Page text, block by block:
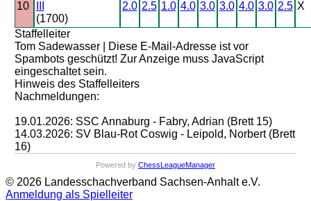
10
(1700)
2.0 2.5 1.0 4.0 3.0 3.0 4.0 3.0 2.5 X
Staffelleiter
Tom Sadewasser |
Diese E-Mail-Adresse ist vor
Spambots geschützt! Zur Anzeige muss JavaScript
eingeschaltet sein.
Hinweis des Staffelleiters
Nachmeldungen:
19.01.2026: SSC Annaburg - Fabry, Adrian (Brett 15)
14.03.2026: SV Blau-Rot Coswig - Leipold, Norbert (Brett
16)
Powered by ChessLeagueManager
© 2026 Landesschachverband Sachsen-Anhalt e.V.
Anmeldung als Spielleiter